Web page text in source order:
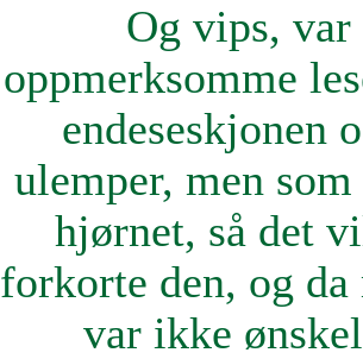
Og vips, var
oppmerksomme
endeseskjonen
ulemper, men
hjørnet, så det
forkorte den, og
var ikke